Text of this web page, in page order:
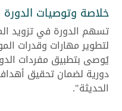
خلاصة وتوصيات الدورة
تسهم الدورة في تزويد
لتطوير مهارات وقدرات
يُوصى بتطبيق مفردات
دورية لضمان تحقيق
الحديثة".